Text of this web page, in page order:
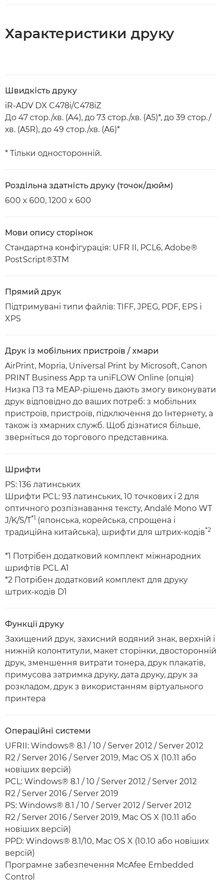
Характеристики друку
Швидкість друку
iR-ADV DX C478i/C478iZ
До 47 стор./хв. (A4), до 73 стор./хв. (A5)*, до 39 стор./
хв. (A5R), до 49 стор./хв. (A6)*
* Тільки односторонній.
Роздільна здатність друку (точок/дюйм)
600 x 600, 1200 x 600
Мови опису сторінок
Стандартна конфігурація: UFR II, PCL6, Adobe®
PostScript®3TM
Прямий друк
Підтримувані типи файлів: TIFF, JPEG, PDF, EPS і
XPS
Друк із мобільних пристроїв / хмари
AirPrint, Mopria, Universal Print by Microsoft, Canon
PRINT Business App та uniFLOW Online (опція)
Низка ПЗ та MEAP-рішень дають змогу виконувати
друк відповідно до ваших потреб: з мобільних
пристроїв, пристроїв, підключення до Інтернету, а
також із хмарних служб. Щоб дізнатися більше,
зверніться до торгового представника.
Шрифти
PS: 136 латинських
Шрифти PCL: 93 латинських, 10 точкових і 2 для
оптичного розпізнавання тексту, Andalé Mono WT
J/K/S/T*1 (японська, корейська, спрощена і
традиційна китайська), шрифти для штрих-кодів*2
*1 Потрібен додатковий комплект міжнародних
шрифтів PCL А1
*2 Потрібен додатковий комплект для друку
штрих-кодів D1
Функції друку
Захищений друк, захисний водяний знак, верхній і
нижній колонтитули, макет сторінки, двосторонній
друк, зменшення витрати тонера, друк плакатів,
примусова затримка друку, дата друку, друк за
розкладом, друк з використанням віртуального
принтера
Операційні системи
UFRII: Windows® 8.1 / 10 / Server 2012 / Server 2012
R2 / Server 2016 / Server 2019, Mac OS X (10.11 або
новіших версій)
PCL: Windows® 8.1 / 10 / Server 2012 / Server 2012
R2 / Server 2016 / Server 2019
PS: Windows® 8.1 / 10 / Server 2012 / Server 2012
R2 / Server 2016 / Server 2019, Mac OS X (10.11 або
новіших версій)
PPD: Windows® 8.1/10, Mac OS X (10.10 або новіших
версій)
Програмне забезпечення McAfee Embedded
Control